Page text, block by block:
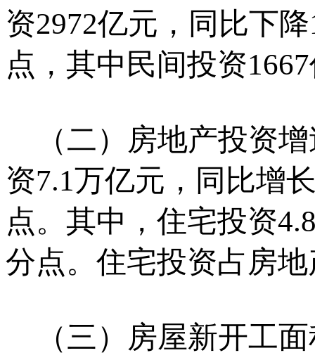
资2972亿元，同比下
点，其中民间投资
（二）房地产投资增
资7.1万亿元，同比增
点。其中，住宅投资
分点。住宅投资占房
（三）房屋新开工面